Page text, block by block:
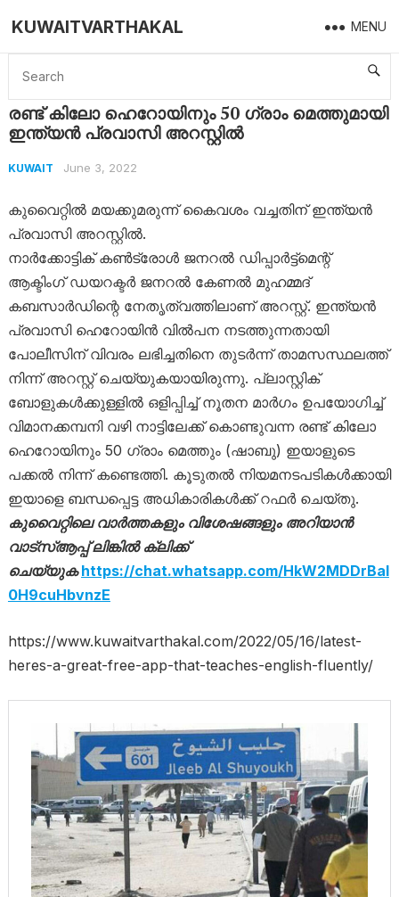
KUWAITVARTHAKAL MENU
Home Kuwait രണ്ട് കിലോ ഹെറോയിനും 50 ഗ്രാം മെത്തുമായി ഇന്ത്യൻ പ്രവാസി അറസ്റ്റിൽ
രണ്ട് കിലോ ഹെറോയിനും 50 ഗ്രാം മെത്തുമായി
ഇന്ത്യൻ പ്രവാസി അറസ്റ്റിൽ
KUWAIT June 3, 2022
കുവൈറ്റിൽ മയക്കുമരുന്ന് കൈവശം വച്ചതിന് ഇന്ത്യൻ
പ്രവാസി അറസ്റ്റിൽ.
നാർക്കോട്ടിക് കൺട്രോൾ ജനറൽ ഡിപ്പാർട്ട്‌മെന്റ്
ആക്ടിംഗ് ഡയറക്ടർ ജനറൽ കേണൽ മുഹമ്മദ്
കബസാർഡിന്റെ നേതൃത്വത്തിലാണ് അറസ്റ്റ്. ഇന്ത്യൻ
പ്രവാസി ഹെറോയിൻ വിൽപന നടത്തുന്നതായി
പോലീസിന് വിവരം ലഭിച്ചതിനെ തുടർന്ന് താമസസ്ഥലത്ത്
നിന്ന് അറസ്റ്റ് ചെയ്യുകയായിരുന്നു. പ്ലാസ്റ്റിക്
ബോളുകൾക്കുള്ളിൽ ഒളിപ്പിച്ച് നൂതന മാർഗം ഉപയോഗിച്ച്
വിമാനക്കമ്പനി വഴി നാട്ടിലേക്ക് കൊണ്ടുവന്ന രണ്ട് കിലോ
ഹെറോയിനും 50 ഗ്രാം മെത്തും (ഷാബു) ഇയാളുടെ
പക്കൽ നിന്ന് കണ്ടെത്തി. കൂടുതൽ നിയമനടപടികൾക്കായി
ഇയാളെ ബന്ധപ്പെട്ട അധികാരികൾക്ക് റഫർ ചെയ്തു.
കുവൈറ്റിലെ വാര്‍ത്തകളും വിശേഷങ്ങളും അറിയാന്‍
വാട്‌സ്ആപ്പ് ലിങ്കില്‍ ക്ലിക്ക്
ചെയ്യുക https://chat.whatsapp.com/HkW2MDDrBaI
0H9cuHbvnzE
https://www.kuwaitvarthakal.com/2022/05/16/latest-
heres-a-great-free-app-that-teaches-english-fluently/